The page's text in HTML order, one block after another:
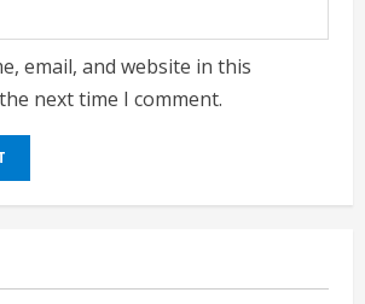
email, and website in this
next time I comment.